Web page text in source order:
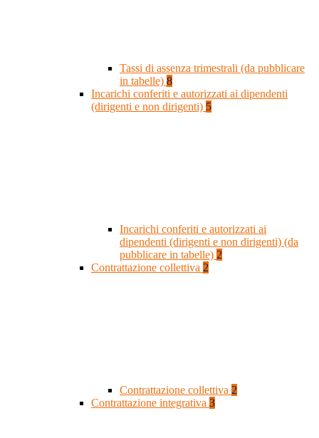
Tassi di assenza trimestrali (da pubblicare
in tabelle) 8
Incarichi conferiti e autorizzati ai dipendenti
(dirigenti e non dirigenti) 5
Incarichi conferiti e autorizzati ai
dipendenti (dirigenti e non dirigenti) (da
pubblicare in tabelle) 2
Contrattazione collettiva 2
Contrattazione collettiva 2
Contrattazione integrativa 3